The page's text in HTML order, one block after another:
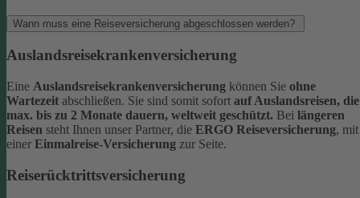
Wann muss eine Reiseversicherung abgeschlossen werden?
Auslandsreisekrankenversicherung
Eine Auslandsreisekrankenversicherung können Sie ohne
Wartezeit abschließen. Sie sind somit sofort auf Auslandsreisen, die
max. bis zu 2 Monate dauern, weltweit geschützt. Bei längeren
Reisen steht Ihnen unser Partner, die ERGO Reiseversicherung, mit
einer Einmalreise-Versicherung zur Seite.
Reiserücktrittsversicherung